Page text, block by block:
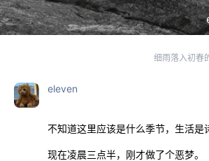
细雨落入初春
eleven
不知道这里应该是什么季节，生活是
现在凌晨三点半，刚才做了个恶梦。